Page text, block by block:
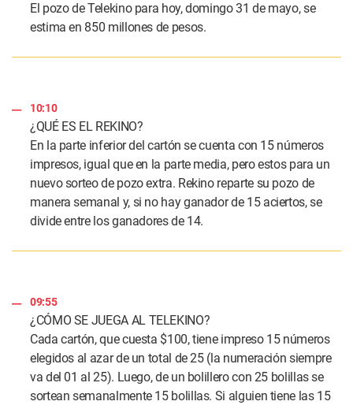
El pozo de Telekino para hoy, domingo 31 de mayo, se
estima en 850 millones de pesos.
10:10
¿QUÉ ES EL REKINO?
En la parte inferior del cartón se cuenta con 15 números
impresos, igual que en la parte media, pero estos para un
nuevo sorteo de pozo extra. Rekino reparte su pozo de
manera semanal y, si no hay ganador de 15 aciertos, se
divide entre los ganadores de 14.
09:55
¿CÓMO SE JUEGA AL TELEKINO?
Cada cartón, que cuesta $100, tiene impreso 15 números
elegidos al azar de un total de 25 (la numeración siempre
va del 01 al 25). Luego, de un bolillero con 25 bolillas se
sortean semanalmente 15 bolillas. Si alguien tiene las 15